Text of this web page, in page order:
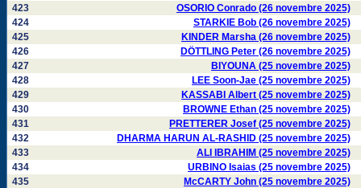
423
OSORIO Conrado (26 novembre 2025)
424
STARKIE Bob (26 novembre 2025)
425
KINDER Marsha (26 novembre 2025)
426
DÖTTLING Peter (26 novembre 2025)
427
BIYOUNA (25 novembre 2025)
428
LEE Soon-Jae (25 novembre 2025)
429
KASSABI Albert (25 novembre 2025)
430
BROWNE Ethan (25 novembre 2025)
431
PRETTERER Josef (25 novembre 2025)
432
DHARMA HARUN AL-RASHID (25 novembre 2025)
433
ALI IBRAHIM (25 novembre 2025)
434
URBINO Isaias (25 novembre 2025)
435
McCARTY John (25 novembre 2025)